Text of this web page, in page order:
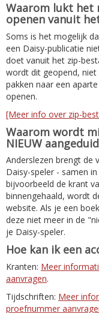
Waarom lukt het
openen vanuit
Soms is het mogelijk
een Daisy-publicatie
doet vanuit het zip-
wordt dit geopend,
pakken naar een
openen.
[Meer info over zip-
Waarom wordt
NIEUW
Anderslezen brengt de
Daisy-speler - samen
bijvoorbeeld de krant
binnengehaald, wordt
website. Als je een
deze niet meer in de
je Daisy-speler.
Hoe kan ik een
Kranten: Meer
aanvragen.
Tijdschriften: Meer
proefnummer